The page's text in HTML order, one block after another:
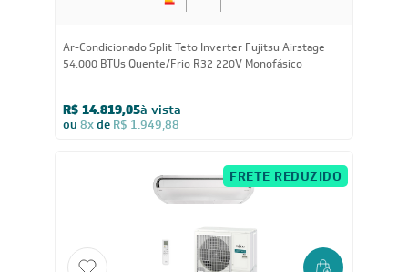
Ar-Condicionado Split Teto Inverter Fujitsu Airstage
54.000 BTUs Quente/Frio R32 220V Monofásico
R$ 14.819,05à vista
ou 8xde R$ 1.949,88
FRETE REDUZIDO